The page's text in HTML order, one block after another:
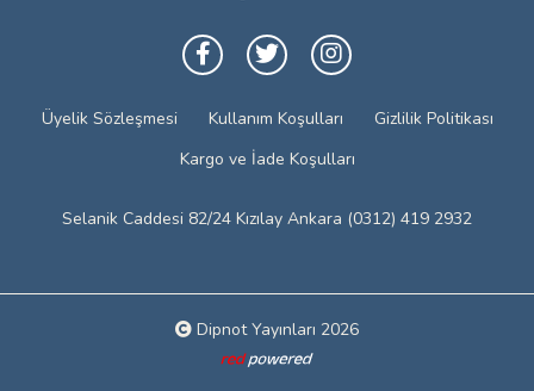
Üyelik Sözleşmesi Kullanım Koşulları
Gizlilik Politikası
Kargo ve İade Koşulları
Selanik Caddesi 82/24 Kızılay Ankara (0312) 419 2932
Dipnot Yayınları 2026